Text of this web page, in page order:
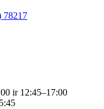
78217
ir 12:45–17:00